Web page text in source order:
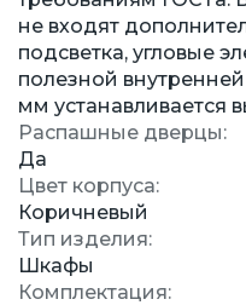
не входят
подсветка, угловые
полезной
мм устанавливается
Распашные дверцы:
Да
Цвет корпуса:
Коричневый
Тип изделия:
Шкафы
Комплектация: